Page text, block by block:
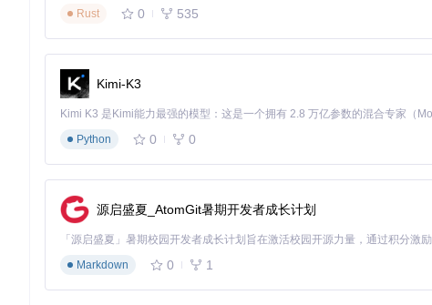
批量处理
宏命令自动化 支持
学习曲线
中等（提供完善教程）
新手入门：15分钟完成第一个音频作品
准备工作
录制音频：点击录制按钮开始说话，完成后按停止键
降噪处理：选择静音部分作为噪音样本，执行降噪命令
Rust
0 535
Kimi-K3
Python
0 0
源启盛夏_AtomGit暑期开发者成长计划
Markdown
0 1